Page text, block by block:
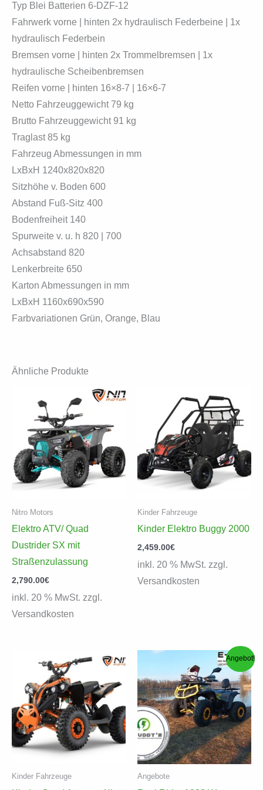
Typ Blei Batterien 6-DZF-12
Fahrwerk vorne | hinten 2x hydraulisch Federbeine | 1x
hydraulisch Federbein
Bremsen vorne | hinten 2x Trommelbremsen | 1x
hydraulische Scheibenbremsen
Reifen vorne | hinten 16×8-7 | 16×6-7
Netto Fahrzeuggewicht 79 kg
Brutto Fahrzeuggewicht 91 kg
Traglast 85 kg
Fahrzeug Abmessungen in mm
LxBxH 1240x820x820
Sitzhöhe v. Boden 600
Abstand Fuß-Sitz 400
Bodenfreiheit 140
Spurweite v. u. h 820 | 700
Achsabstand 820
Lenkerbreite 650
Karton Abmessungen in mm
LxBxH 1160x690x590
Farbvariationen Grün, Orange, Blau
Ähnliche Produkte
Nitro Motors
Elektro ATV/ Quad
Dustrider SX mit
Straßenzulassung
2,790.00€
inkl. 20 % MwSt. zzgl.
Versandkosten
Kinder Fahrzeuge
Kinder Elektro Buggy 2000
2,459.00€
inkl. 20 % MwSt. zzgl.
Versandkosten
Kinder Fahrzeuge
Angebot!
Angebote